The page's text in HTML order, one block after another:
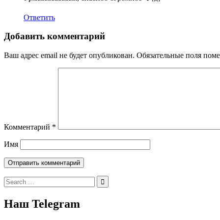
Ответить
Добавить комментарий
Ваш адрес email не будет опубликован. Обязательные поля
Комментарий *
Имя
Search
for:
Наш Telegram